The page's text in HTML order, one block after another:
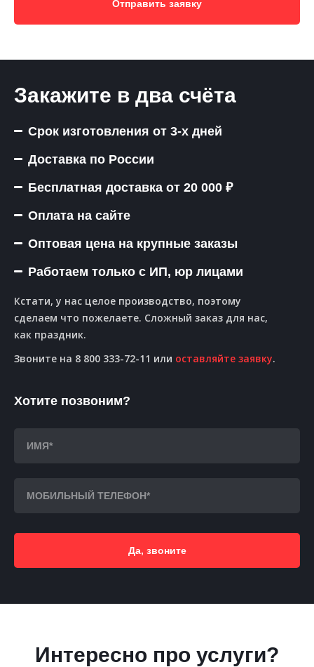
Отправить заявку
Закажите в два счёта
Срок изготовления от 3-х дней
Доставка по России
Бесплатная доставка от 20 000 ₽
Оплата на сайте
Оптовая цена на крупные заказы
Работаем только с ИП, юр лицами
Кстати, у нас целое производство, поэтому
сделаем что пожелаете. Сложный заказ для нас,
как праздник.
Звоните на 8 800 333-72-11 или оставляйте заявку.
Хотите позвоним?
Да, звоните
Интересно про услуги?